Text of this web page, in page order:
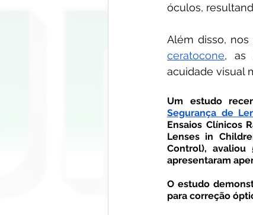
óculos,
ceratocone, as
acuidade visual
Segurança de
Ensaios Clínicos
Lenses in
Control),
apresentaram
O estudo
para correção